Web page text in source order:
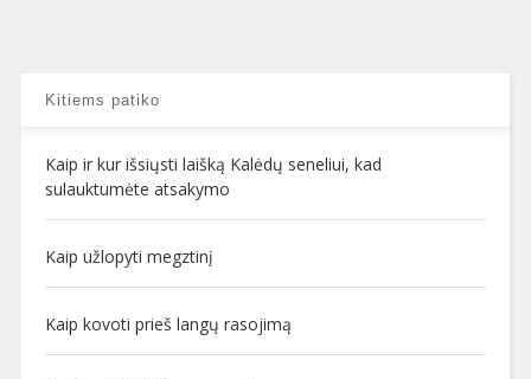
Kitiems patiko
Kaip ir kur išsiųsti laišką Kalėdų seneliui, kad
sulauktumėte atsakymo
Kaip užlopyti megztinį
Kaip kovoti prieš langų rasojimą